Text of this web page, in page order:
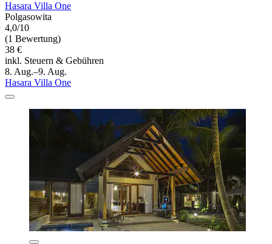
Hasara Villa One
Polgasowita
4,0/10
(1 Bewertung)
38 €
inkl. Steuern & Gebühren
8. Aug.–9. Aug.
Hasara Villa One